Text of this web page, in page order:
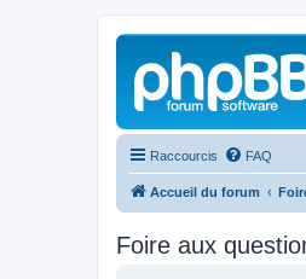
Raccourcis FAQ
Accueil du forum
Foire aux